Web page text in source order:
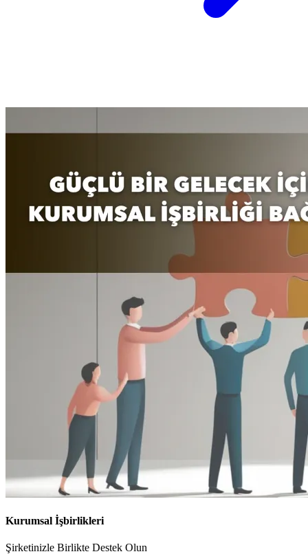
Kurumsal İşbirlikleri
Şirketinizle Birlikte Destek Olun